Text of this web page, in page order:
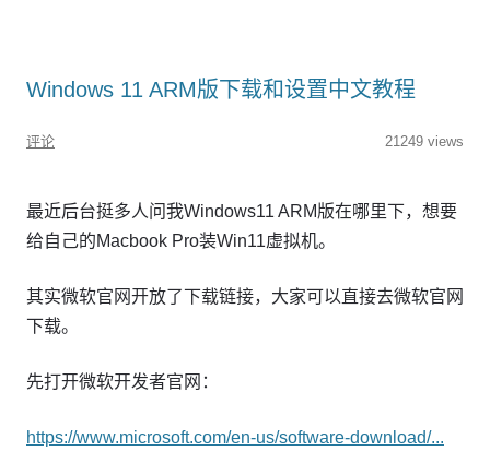
Windows 11 ARM版下载和设置中文教程
评论 21249 views
最近后台挺多人问我Windows11 ARM版在哪里下，想要
给自己的Macbook Pro装Win11虚拟机。
其实微软官网开放了下载链接，大家可以直接去微软官网
下载。
先打开微软开发者官网：
https://www.microsoft.com/en-us/software-download/...